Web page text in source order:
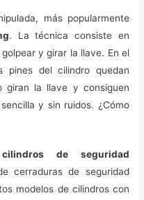
más popularmente
. La técnica consiste en
y girar la llave. En el
pines del cilindro quedan
giran la llave y consiguen
y sin ruidos. ¿Cómo
cilindros de seguridad
cerraduras de seguridad
modelos de cilindros con